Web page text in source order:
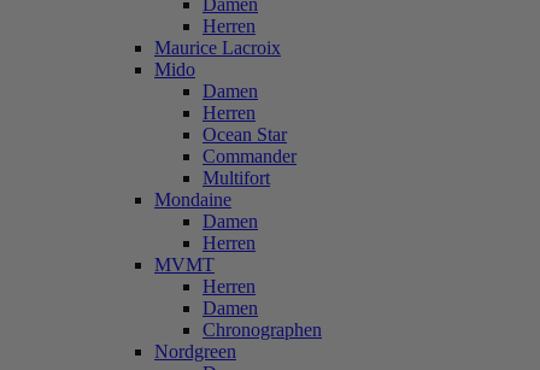
Damen
Herren
Maurice Lacroix
Mido
Damen
Herren
Ocean Star
Commander
Multifort
Mondaine
Damen
Herren
MVMT
Herren
Damen
Chronographen
Nordgreen